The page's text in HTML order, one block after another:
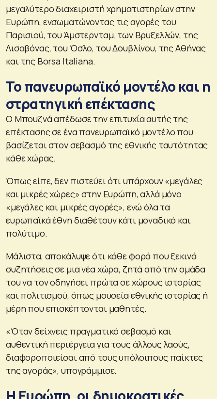
μεγαλύτερο διαχειριστή χρηματιστηρίων στην
Ευρώπη, ενσωματώνοντας τις αγορές του
Παρισιού, του Άμστερνταμ, των Βρυξελλών, της
Λισαβόνας, του Όσλο, του Δουβλίνου, της Αθήνας
και της Borsa Italiana.
Το πανευρωπαϊκό μοντέλο και η
στρατηγική επέκτασης
Ο Μπουζνά απέδωσε την επιτυχία αυτής της
επέκτασης σε ένα πανευρωπαϊκό μοντέλο που
βασίζεται στον σεβασμό της εθνικής ταυτότητας
κάθε χώρας.
Όπως είπε, δεν πιστεύει ότι υπάρχουν «μεγάλες
και μικρές χώρες» στην Ευρώπη, αλλά μόνο
«μεγάλες και μικρές αγορές», ενώ όλα τα
ευρωπαϊκά έθνη διαθέτουν κάτι μοναδικό και
πολύτιμο.
Μάλιστα, αποκάλυψε ότι κάθε φορά που ξεκινά
συζητήσεις σε μια νέα χώρα, ζητά από την ομάδα
του να τον οδηγήσει πρώτα σε χώρους ιστορίας
και πολιτισμού, όπως μουσεία εθνικής ιστορίας ή
μέρη που επισκέπτονται μαθητές.
«Όταν δείχνεις πραγματικό σεβασμό και
αυθεντική περιέργεια για τους άλλους λαούς,
διαφοροποιείσαι από τους υπόλοιπους παίκτες
της αγοράς», υπογράμμισε.